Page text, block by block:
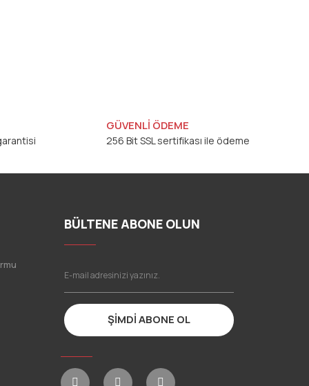
GÜVENLİ ÖDEME
256 Bit SSL sertifikası ile ödeme
BÜLTENE ABONE OLUN
ŞİMDİ ABONE OL